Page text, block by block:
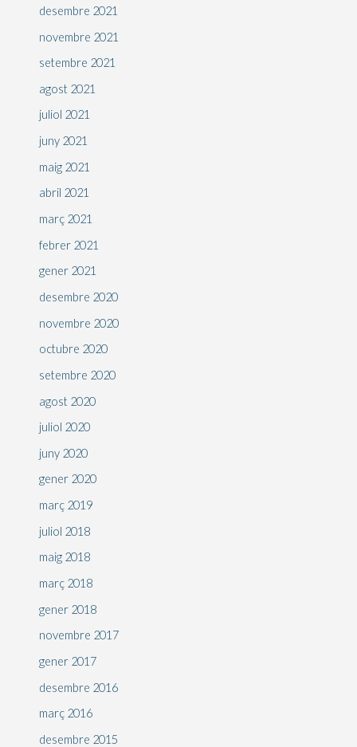
desembre 2021
novembre 2021
setembre 2021
agost 2021
juliol 2021
juny 2021
maig 2021
abril 2021
març 2021
febrer 2021
gener 2021
desembre 2020
novembre 2020
octubre 2020
setembre 2020
agost 2020
juliol 2020
juny 2020
gener 2020
març 2019
juliol 2018
maig 2018
març 2018
gener 2018
novembre 2017
gener 2017
desembre 2016
març 2016
desembre 2015